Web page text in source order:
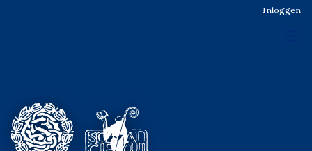
Inloggen